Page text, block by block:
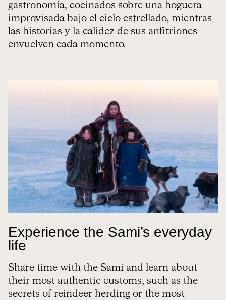
gastronomía, cocinados sobre una hoguera
improvisada bajo el cielo estrellado, mientras
las historias y la calidez de sus anfitriones
envuelven cada momento.
Experience the Sami’s everyday
life
Share time with the Sami and learn about
their most authentic customs, such as the
secrets of reindeer herding or the most